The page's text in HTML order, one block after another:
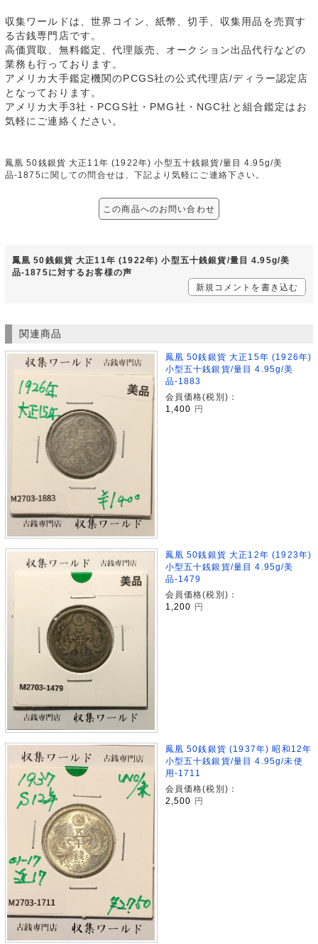
収集ワールドは、世界コイン、紙幣、切手、収集用品を売買す
る古銭専門店です。
高価買取、無料鑑定、代理販売、オークション出品代行などの
業務も行っております。
アメリカ大手鑑定機関のPCGS社の公式代理店/ディラー認定店
となっております。
アメリカ大手3社・PCGS社・PMG社・NGC社と組合鑑定はお
気軽にご連絡ください。
鳳凰 50銭銀貨 大正11年 (1922年) 小型五十銭銀貨/量目 4.95g/美
品-1875に関しての問合せは、下記より気軽にご連絡下さい。
この商品へのお問い合わせ
鳳凰 50銭銀貨 大正11年 (1922年) 小型五十銭銀貨/量目 4.95g/美
品-1875に対するお客様の声
新規コメントを書き込む
関連商品
鳳凰 50銭銀貨 大正15年 (1926年)
小型五十銭銀貨/量目 4.95g/美
品-1883
会員価格(税別)：
1,400
円
鳳凰 50銭銀貨 大正12年 (1923年)
小型五十銭銀貨/量目 4.95g/美
品-1479
会員価格(税別)：
1,200
円
鳳凰 50銭銀貨 (1937年) 昭和12年
小型五十銭銀貨/量目 4.95g/未使
用-1711
会員価格(税別)：
2,500 円